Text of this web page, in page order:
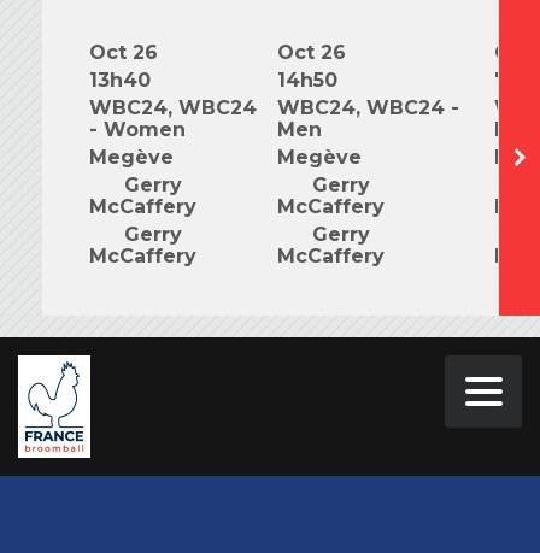
Oct 26
13h40
WBC24, WBC24
- Women
Megève
Gerry
McCaffery
Gerry
McCaffery
Oct 26
14h50
WBC24, WBC24 -
Men
Megève
Gerry
McCaffery
Gerry
McCaffery
Oct